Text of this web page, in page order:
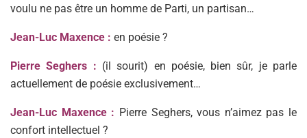
voulu ne pas être un homme de Parti, un partisan…
Jean-Luc Maxence : en poésie ?
Pierre Seghers : (il sourit) en poésie, bien sûr, je parle
actuellement de poésie exclusivement…
Jean-Luc Maxence : Pierre Seghers, vous n’aimez pas le
confort intellectuel ?